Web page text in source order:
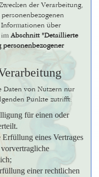
der Verarbeitung,
über
im Abschnitt "Detaillierte
Daten von Nutzern nur
Punkte zutrifft:
für einen oder
eines Vertrages
einer rechtlichen